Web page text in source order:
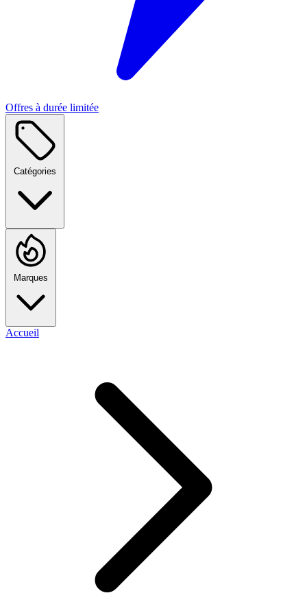
Offres à durée limitée
Catégories
Marques
Accueil